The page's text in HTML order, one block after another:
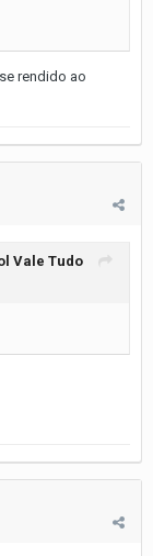
rendido ao
Vale Tudo